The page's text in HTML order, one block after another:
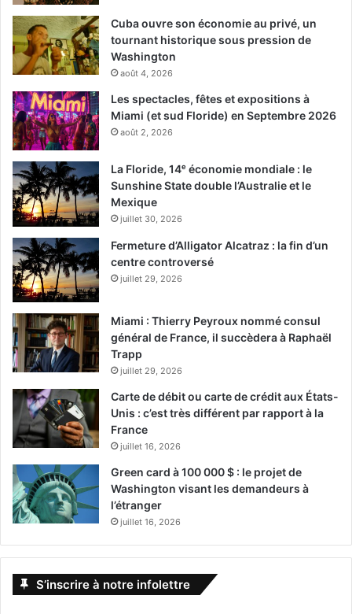
Seaquarium
Cinq grands dauphins et un bébé otarie sont morts en 13
mois au Miami Seaquarium, entre mars 2019 et avril 2020.
Pour quatre des six mammifères, la cause venait de
traumatismes, ce qui inquiète des associatifs.
Miami Seaquarium
Ils ont du nez
Première mondiale : deux chiens renifleurs de covid-19
ont été officiellement été installés à l’aéroport de Miami. Il
s’agit d’un programme pilote pour lequel ils avaient déjà
trouvé plusieurs cas de covid chez les employés de
l’aéroport. Les chiens détectent les malades à 97.5%, alors
que ceux-ci ne savent pas forcément qu’ils le sont. Cobra
hollandais.
Cuba ouvre son économie au privé, un
tournant historique sous pression de
Washington
août 4, 2026
Les spectacles, fêtes et expositions à
Miami (et sud Floride) en Septembre 2026
août 2, 2026
La Floride, 14ᵉ économie mondiale : le
Sunshine State double l’Australie et le
Mexique
juillet 30, 2026
Fermeture d’Alligator Alcatraz : la fin d’un
centre controversé
juillet 29, 2026
Miami : Thierry Peyroux nommé consul
général de France, il succèdera à Raphaël
Trapp
juillet 29, 2026
Carte de débit ou carte de crédit aux États-
Unis : c’est très différent par rapport à la
France
juillet 16, 2026
Green card à 100 000 $ : le projet de
Washington visant les demandeurs à
l’étranger
juillet 16, 2026
S’inscrire à notre infolettre